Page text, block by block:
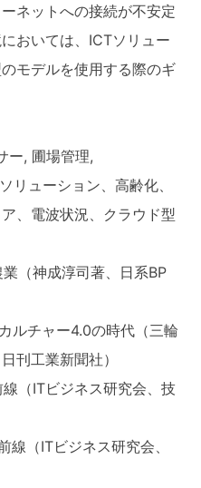
ネットへの接続が不安定
おいては、ICTソリュー
モデルを使用する際のギ
ー, 圃場管理,
ューション、高齢化、
、電波状況、クラウド型
（神成淳司著、日系BP
ルチャー4.0の時代（三輪
刊工業新聞社）
（ITビジネス研究会、技
（ITビジネス研究会、